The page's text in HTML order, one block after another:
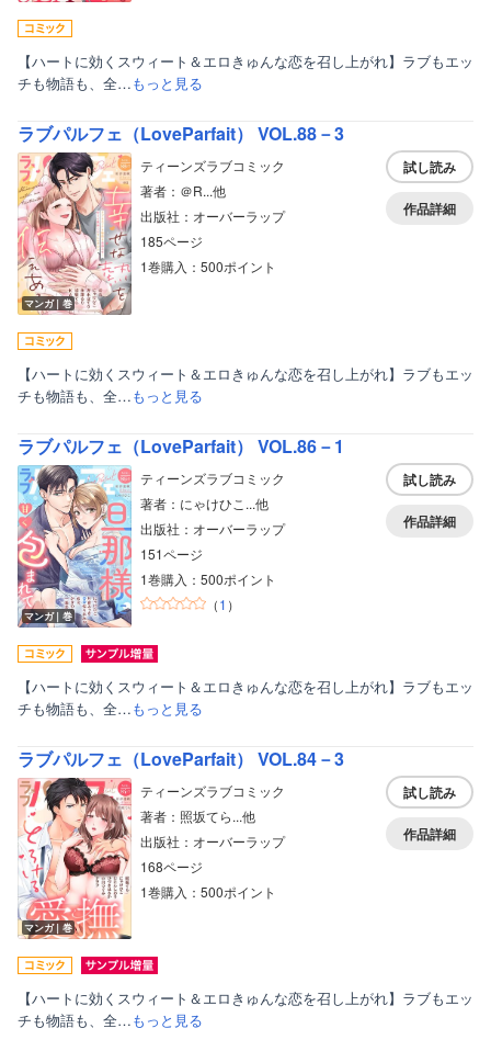
【ハートに効くスウィート＆エロきゅんな恋を召し上がれ】ラブもエッ
チも物語も、全…もっと見る
ラブパルフェ（LoveParfait） VOL.88－3
マンガ｜巻
ティーンズラブコミック
著者：＠R...他
出版社：オーバーラップ
185ページ
1巻購入：500ポイント
試し読み
作品詳細
【ハートに効くスウィート＆エロきゅんな恋を召し上がれ】ラブもエッ
チも物語も、全…もっと見る
ラブパルフェ（LoveParfait） VOL.86－1
マンガ｜巻
ティーンズラブコミック
著者：にゃけひこ...他
出版社：オーバーラップ
151ページ
1巻購入：500ポイント
（1 ）
試し読み
作品詳細
【ハートに効くスウィート＆エロきゅんな恋を召し上がれ】ラブもエッ
チも物語も、全…もっと見る
ラブパルフェ（LoveParfait） VOL.84－3
マンガ｜巻
ティーンズラブコミック
著者：照坂てら...他
出版社：オーバーラップ
168ページ
1巻購入：500ポイント
試し読み
作品詳細
【ハートに効くスウィート＆エロきゅんな恋を召し上がれ】ラブもエッ
チも物語も、全…もっと見る